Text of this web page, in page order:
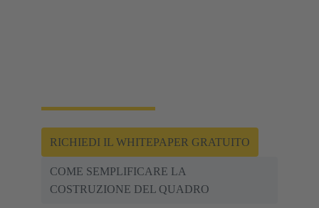
RICHIEDI IL WHITEPAPER GRATUITO
COME SEMPLIFICARE LA
COSTRUZIONE DEL QUADRO